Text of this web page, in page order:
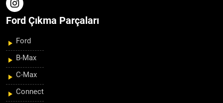
Ford Çıkma Parçaları
Ford
B-Max
C-Max
Connect